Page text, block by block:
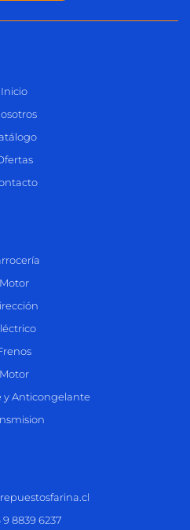
Inicio
Motor
Motor
y Anticongelante
9 8839 6237